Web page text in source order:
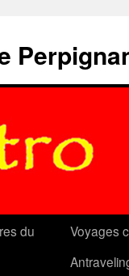
du
Voyages